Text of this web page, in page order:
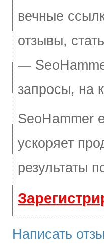
вечные
отзывы,
—
запросы, на
SeoHammer
ускоряет
результаты
Написать